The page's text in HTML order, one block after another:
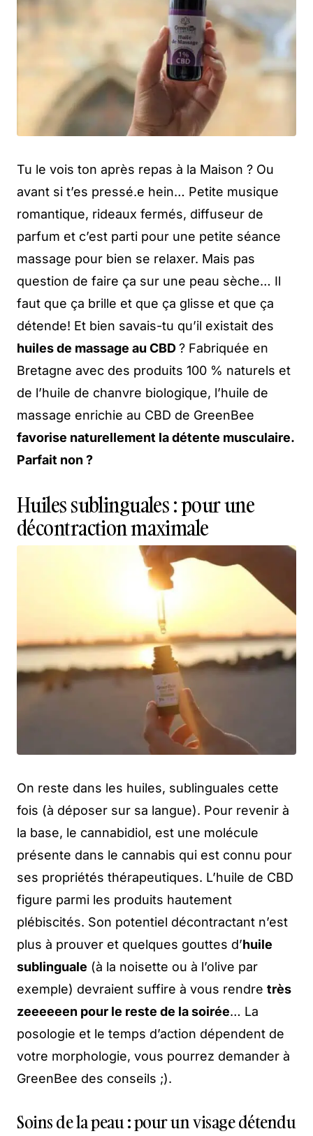
Tu le vois ton après repas à la Maison ? Ou
avant si t’es pressé.e hein… Petite musique
romantique, rideaux fermés, diffuseur de
parfum et c’est parti pour une petite séance
massage pour bien se relaxer. Mais pas
question de faire ça sur une peau sèche… Il
faut que ça brille et que ça glisse et que ça
détende! Et bien savais-tu qu’il existait des
huiles de massage au CBD? Fabriquée en
Bretagne avec des produits 100 % naturels et
de l’huile de chanvre biologique, l’huile de
massage enrichie au CBD de GreenBee
favorise naturellement la détente musculaire.
Parfait non ?
Huiles sublinguales : pour une
décontraction maximale
On reste dans les huiles, sublinguales cette
fois (à déposer sur sa langue). Pour revenir à
la base, le cannabidiol, est une molécule
présente dans le cannabis qui est connu pour
ses propriétés thérapeutiques. L’huile de CBD
figure parmi les produits hautement
plébiscités. Son potentiel décontractant n’est
plus à prouver et quelques gouttes d’huile
sublinguale (à la noisette ou à l’olive par
exemple) devraient suffire à vous rendre très
zeeeeeen pour le reste de la soirée… La
posologie et le temps d’action dépendent de
votre morphologie, vous pourrez demander à
GreenBee des conseils ;).
Soins de la peau : pour un visage détendu